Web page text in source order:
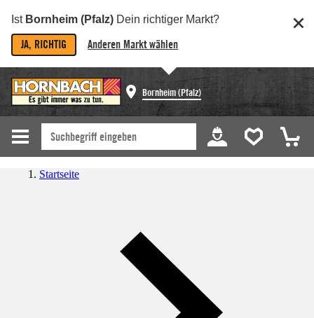
Ist Bornheim (Pfalz) Dein richtiger Markt?
JA, RICHTIG Anderen Markt wählen
Bornheim (Pfalz)
Startseite